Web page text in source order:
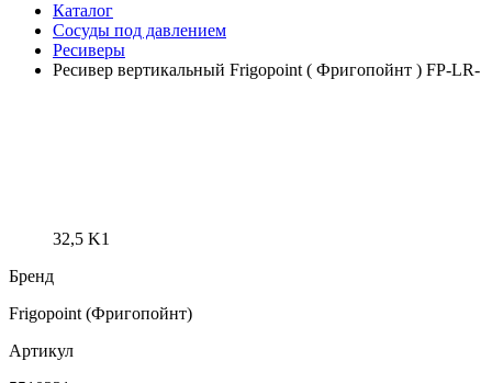
Каталог
Сосуды под давлением
Ресиверы
Ресивер вертикальный Frigopoint ( Фригопойнт ) FP-LR-
32,5 K1
Бренд
Frigopoint (Фригопойнт)
Артикул